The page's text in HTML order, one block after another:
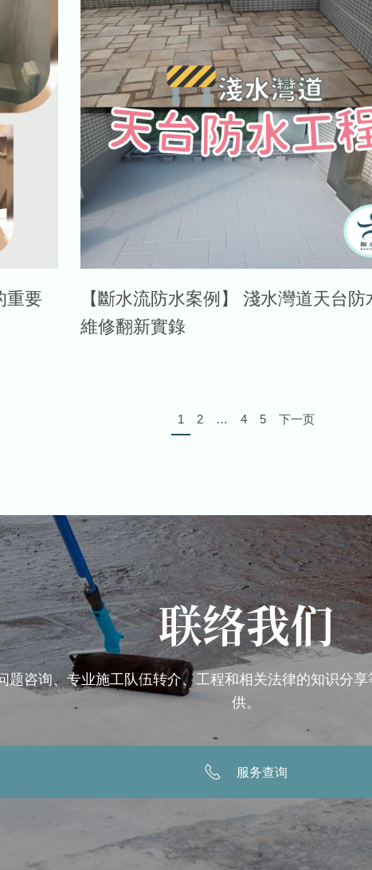
重要
【斷水流防水案例】 淺水灣道天台防
維修翻新實錄
1 2 … 4 5 下一页
联络我们
题咨询、专业施工队伍转介、工程和相关法律的知识分
供。
服务查询